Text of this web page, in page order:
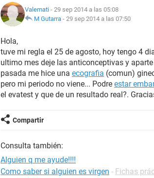
Valemati - 29 sep 2014 a las 05:08
M Gutarra - 29 sep 2014 a las 07:50
Hola,
tuve mi regla el 25 de agosto, hoy tengo 4
ultimo mes deje las anticonceptivas y
pasada me hice una ecografia (comun)
pero mi periodo no viene... Podre estar
el evatest y que de un resultado real?.
Compartir
Consulta también:
Alguien q me ayude!!!!
Como saber si alguien es virgen - Fichas